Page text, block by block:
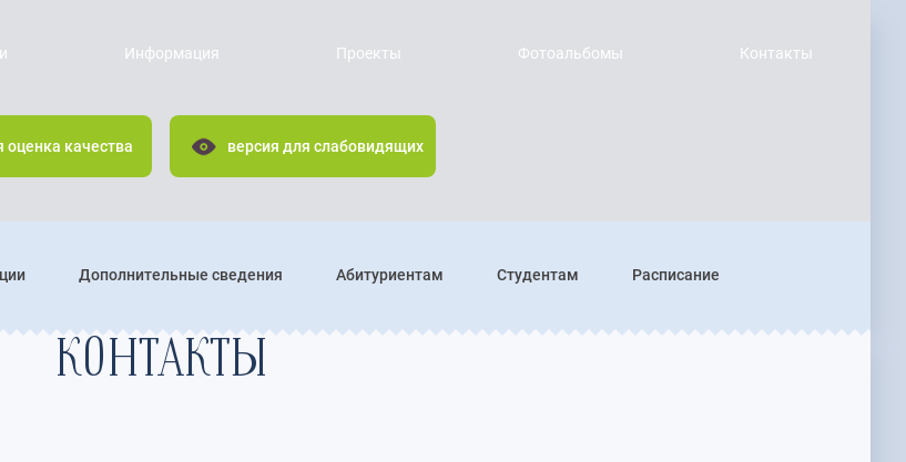
Информация Проекты Фотоальбомы Контакты
оценка качества версия для слабовидящих
Дополнительные сведения Абитуриентам Студентам Расписание
КОНТАКТЫ